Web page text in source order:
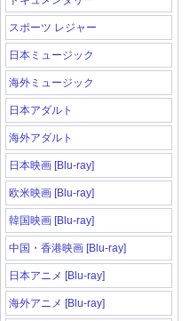
スポーツ レジャー
日本ミュージック
海外ミュージック
日本アダルト
海外アダルト
日本映画 [Blu-ray]
欧米映画 [Blu-ray]
韓国映画 [Blu-ray]
中国・香港映画 [Blu-ray]
日本アニメ [Blu-ray]
海外アニメ [Blu-ray]